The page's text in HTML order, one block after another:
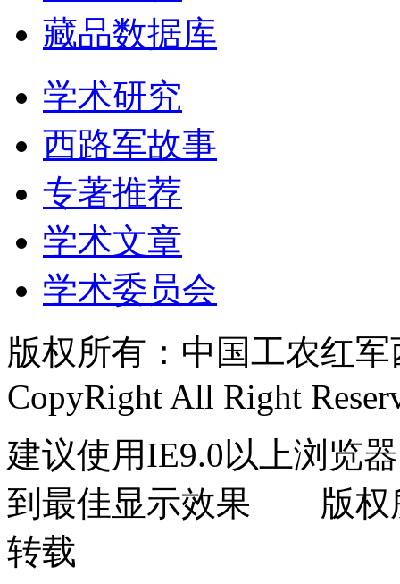
藏品数据库
学术研究
西路军故事
专著推荐
学术文章
学术委员会
版权所有：中国工农红
CopyRight All Right
建议使用IE9.0以上浏览
到最佳显示效果 版权
转载